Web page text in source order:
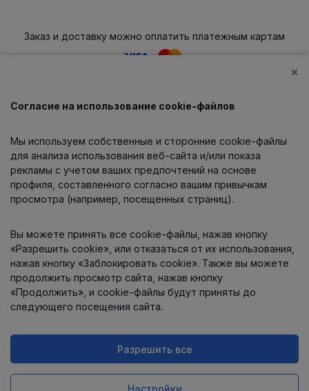
Заказ и доставку можно оплатить платежным картам
Каталог
О компании
Информация
Контакты
Интернет-магазин работает
×
Согласие на использование cookie-файлов
Мы используем собственные и сторонние cookie-файлы
для анализа использования веб-сайта и/или показа
рекламы с учетом ваших предпочтений на основе
профиля, составленного согласно вашим привычкам
просмотра (например, посещенных страниц).
Вы можете принять все cookie-файлы, нажав кнопку
«Разрешить cookie», или отказаться от их использования,
нажав кнопку «Заблокировать cookie». Также вы можете
продолжить просмотр сайта, нажав кнопку
«Продолжить», и cookie-файлы будут приняты до
следующего посещения сайта.
Разрешить все
Настройки